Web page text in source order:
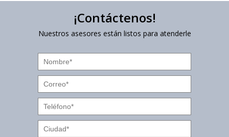
¡Contáctenos!
Nuestros asesores están listos para atenderle